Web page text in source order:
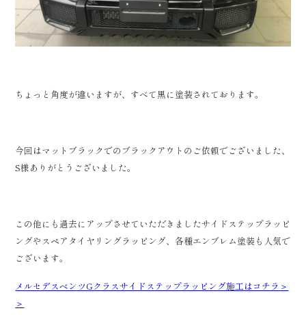
ちょっと角度が違いますが、すべて黒に塗装されております。
今回はマットブラックでのブラックアウトのご依頼でございました、
S様ありがとうございました。
この他にも過去にアップさせていただきましたサイドステップラッピ
ングやスペアタイヤリングラッピング、各種エンブレム塗装も人気で
ございます。
メルセデスベンツGクラスサイドステップラッピング施工はコチラ＞
＞